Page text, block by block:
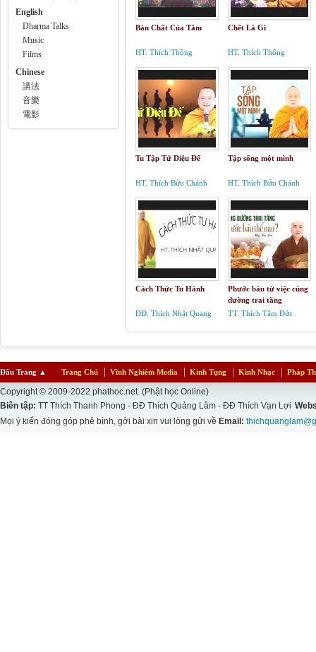
English
Dharma Talks
Music
Films
Chinese
講法
音樂
電影
Bản Chất Của Tâm
HT. Thích Thông
Chết Là Gì
HT. Thích Thông
Tu Tập Tứ Diệu Đế
HT. Thích Bửu Chánh
Tập sống một mình
HT. Thích Bửu Chánh
Cách Thức Tu Hành
ĐĐ. Thích Nhật Quang
Phước báu từ việc cúng
dường trai tăng
TT. Thích Tâm Đức
Đầu Trang ▲ Trang Chủ Vĩnh Nghiêm Media Kinh Tụng Kinh Nhạc Pháp
Copyright © 2009-2022 phathoc.net. (Phật học Online)
Biên tập: TT Thích Thanh Phong - ĐĐ Thích Quảng Lâm - ĐĐ Thích Vạn Lợi
Mọi ý kiến đóng góp phê bình, gởi bài xin vui lòng gửi về Email: